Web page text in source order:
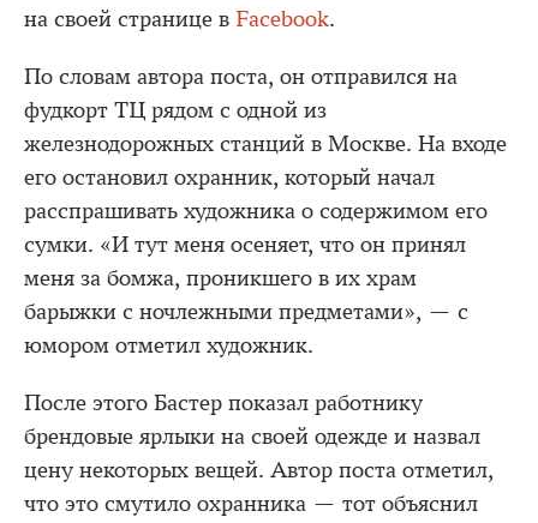
на своей странице в Facebook.
По словам автора поста, он отправился на
фудкорт ТЦ рядом с одной из
железнодорожных станций в Москве. На входе
его остановил охранник, который начал
расспрашивать художника о содержимом его
сумки. «И тут меня осеняет, что он принял
меня за бомжа, проникшего в их храм
барыжки с ночлежными предметами», — с
юмором отметил художник.
После этого Бастер показал работнику
брендовые ярлыки на своей одежде и назвал
цену некоторых вещей. Автор поста отметил,
что это смутило охранника — тот объяснил